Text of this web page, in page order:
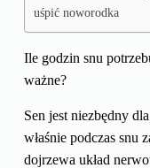
uśpić noworodka
Ile godzin snu
ważne?
Sen jest niezbędny
właśnie podczas snu
dojrzewa układ